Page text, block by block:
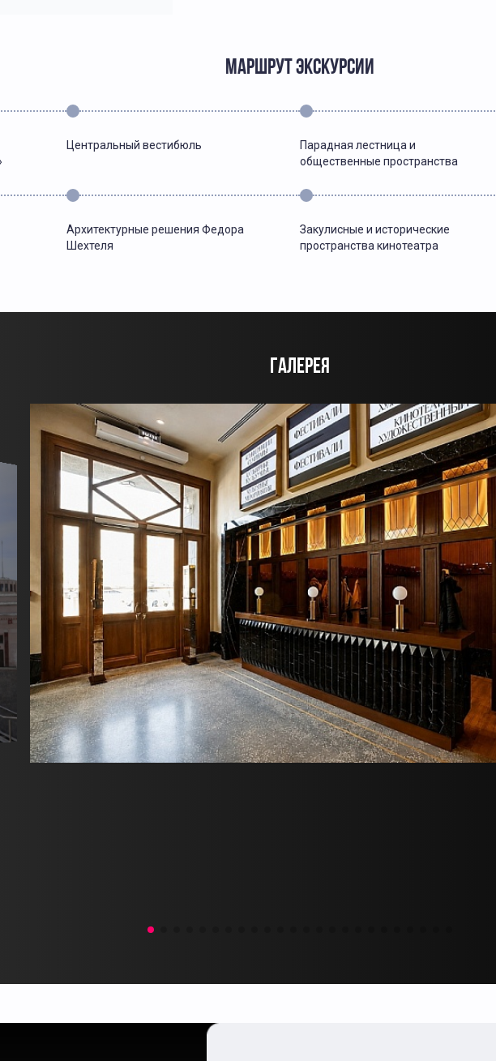
МАРШРУТ ЭКСКУРСИИ
Центральный вестибюль
Парадная лестница и
общественные пространства
Архитектурные решения Федора
Шехтеля
Закулисные и исторические
пространства кинотеатра
ГАЛЕРЕЯ